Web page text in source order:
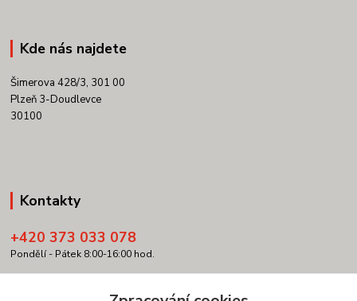
Kde nás najdete
Šimerova 428/3, 301 00
Plzeň 3-Doudlevce
30100
Kontakty
+420 373 033 078
Pondělí - Pátek 8:00-16:00 hod.